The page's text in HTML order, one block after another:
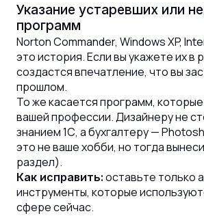
Указание устаревших или
программ
Norton Commander, Windows XP,
это история. Если вы укажете их в
создастся впечатление, что вы
прошлом.
То же касается программ,
вашей профессии. Дизайнеру не
знанием 1С, а бухгалтеру —
это не ваше хобби, но тогда
раздел).
Как исправить: оставьте только
инструменты, которые
сфере сейчас.